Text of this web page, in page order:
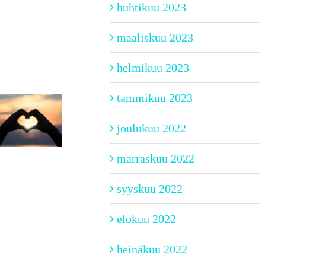
huhtikuu 2023
maaliskuu 2023
helmikuu 2023
tammikuu 2023
joulukuu 2022
marraskuu 2022
syyskuu 2022
elokuu 2022
heinäkuu 2022